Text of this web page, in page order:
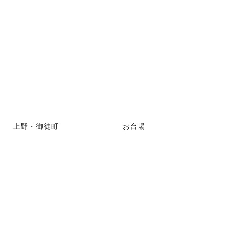
上野・御徒町 お台場